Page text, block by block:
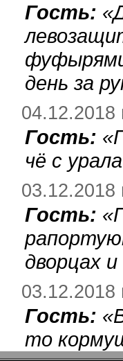
Гость: «
день за
04.12.2018
Гость: «
чё с
03.12.2018
Гость: «
дворцах
03.12.2018
Гость: «
то